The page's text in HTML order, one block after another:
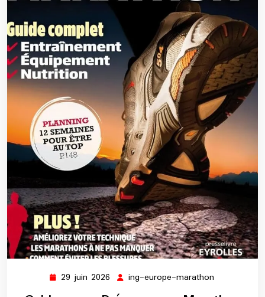
29 juin 2026 29
juin
ing-europe-marathon
europe-